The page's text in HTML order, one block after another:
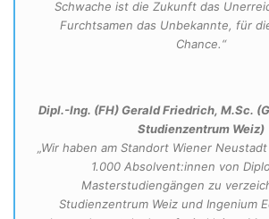
Schwache ist die Zukunft das
Furchtsamen das Unbekannte, für
Chance.“
Dipl.-Ing. (FH) Gerald Friedrich, M.Sc.
Studienzentrum Weiz)
„Wir haben am Standort Wiener
1.000 Absolvent:innen von
Masterstudiengängen zu
Studienzentrum Weiz und Ingenium